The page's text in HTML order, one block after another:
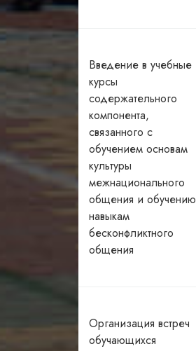
Введение в учебные
курсы
содержательного
компонента,
связанного с
обучением основам
культуры
межнационального
общения и обучению
навыкам
бесконфликтного
общения
Организация встреч
обучающихся